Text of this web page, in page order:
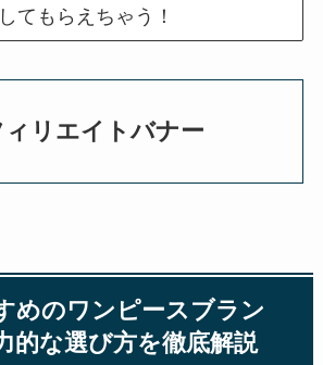
てもらえちゃう！
ィリエイトバナー
めのワンピースブラン
的な選び方を徹底解説